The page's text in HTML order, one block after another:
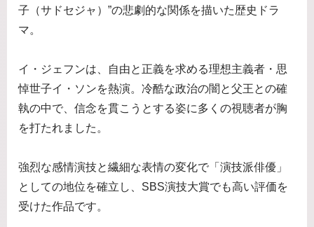
子（サドセジャ）”の悲劇的な関係を描いた歴史ドラ
マ。
イ・ジェフンは、自由と正義を求める理想主義者・思
悼世子イ・ソンを熱演。冷酷な政治の闇と父王との確
執の中で、信念を貫こうとする姿に多くの視聴者が胸
を打たれました。
強烈な感情演技と繊細な表情の変化で「演技派俳優」
としての地位を確立し、SBS演技大賞でも高い評価を
受けた作品です。